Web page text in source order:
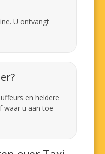
U ontvangt
en heldere
waar u aan toe